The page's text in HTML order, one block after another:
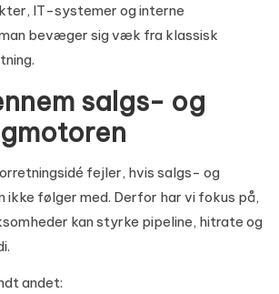
IT-systemer og interne
bevæger sig væk fra klassisk
salgs- og
fejler, hvis salgs- og
ikke følger med. Derfor har vi fokus på,
kan styrke pipeline, hitrate og
andet: